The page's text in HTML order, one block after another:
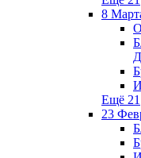
8
Ещё 21
23